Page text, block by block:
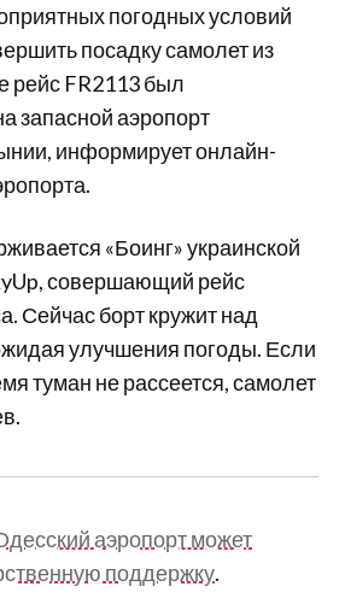
погодных условий
посадку самолет из
рейс FR2113 был
запасной аэропорт
информирует онлайн-
«Боинг» украинской
совершающий рейс
Сейчас борт кружит над
улучшения погоды. Если
туман не рассеется, самолет
аэропорт может
поддержку.